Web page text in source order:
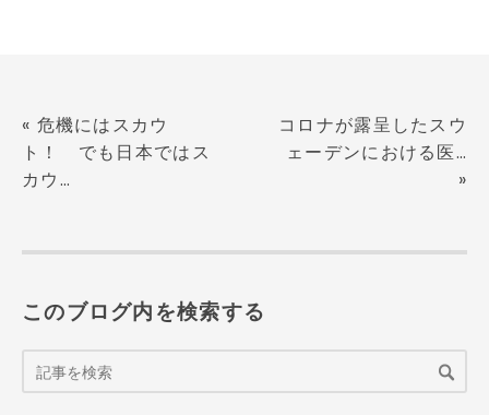
« 危機にはスカウ
ト！ でも日本ではス
カウ…
コロナが露呈したスウ
ェーデンにおける医…
»
このブログ内を検索する